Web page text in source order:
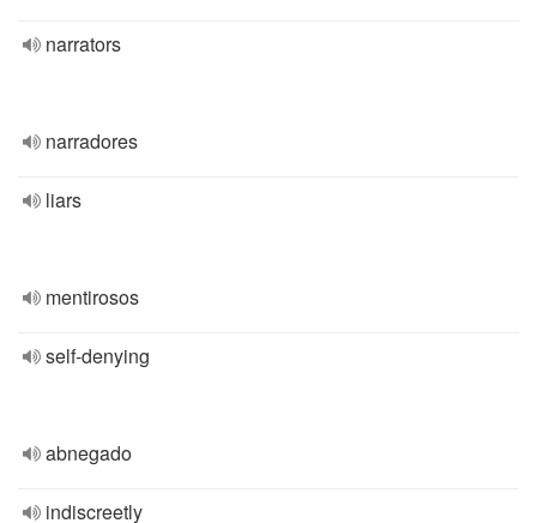
narrators
narradores
liars
mentirosos
self-denying
abnegado
indiscreetly